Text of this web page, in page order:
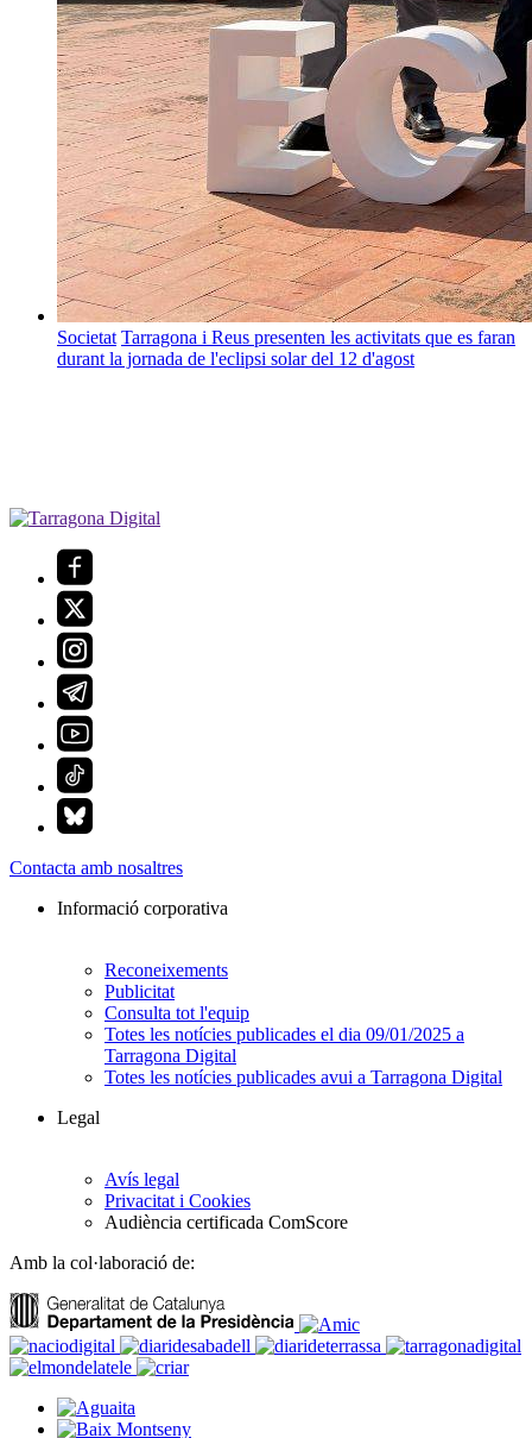
Societat Tarragona i Reus presenten les activitats que es faran
durant la jornada de l'eclipsi solar del 12 d'agost
Contacta amb nosaltres
Informació corporativa
Reconeixements
Publicitat
Consulta tot l'equip
Totes les notícies publicades el dia 09/01/2025 a
Tarragona Digital
Totes les notícies publicades avui a Tarragona Digital
Legal
Avís legal
Privacitat i Cookies
Audiència certificada ComScore
Amb la col·laboració de: